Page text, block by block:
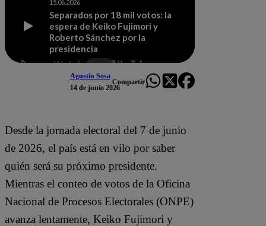
Agustín Sosa
14 de junio 2026
Compartir
Desde la jornada electoral del 7 de junio
de 2026, el país está en vilo por saber
quién será su próximo presidente.
Mientras el conteo de votos de la Oficina
Nacional de Procesos Electorales (ONPE)
avanza lentamente, Keiko Fujimori y